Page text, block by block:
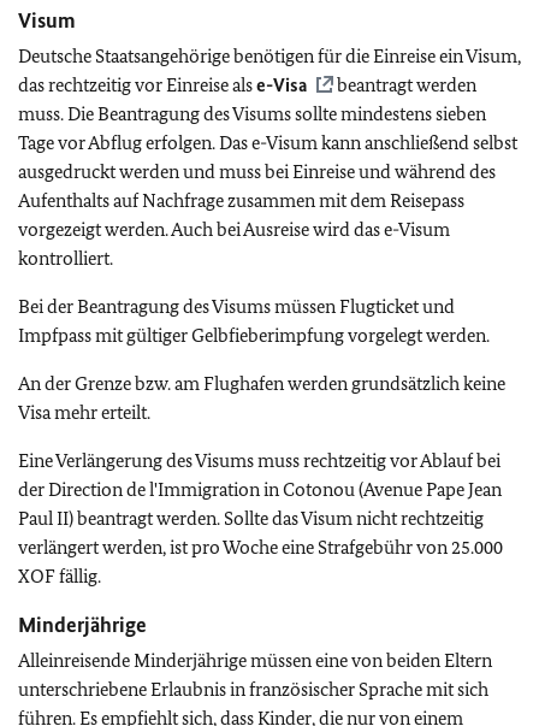
Visum
Deutsche Staatsangehörige benötigen für die Einreise ein Visum,
das rechtzeitig vor Einreise alse-Visa
beantragt werden
muss. Die Beantragung des Visums sollte mindestens sieben
Tage vor Abflug erfolgen. Das e-Visum kann anschließend selbst
ausgedruckt werden und muss bei Einreise und während des
Aufenthalts auf Nachfrage zusammen mit dem Reisepass
vorgezeigt werden. Auch bei Ausreise wird das e-Visum
kontrolliert.
Bei der Beantragung des Visums müssen Flugticket und
Impfpass mit gültiger Gelbfieberimpfung vorgelegt werden.
An der Grenze bzw. am Flughafen werden grundsätzlich keine
Visa mehr erteilt.
Eine Verlängerung des Visums muss rechtzeitig vor Ablauf bei
der Direction de l'Immigration in Cotonou (Avenue Pape Jean
Paul II) beantragt werden. Sollte das Visum nicht rechtzeitig
verlängert werden, ist pro Woche eine Strafgebühr von 25.000
XOF fällig.
Minderjährige
Alleinreisende Minderjährige müssen eine von beiden Eltern
unterschriebene Erlaubnis in französischer Sprache mit sich
führen. Es empfiehlt sich, dass Kinder, die nur von einem